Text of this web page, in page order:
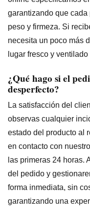
garantizando que
peso y firmeza. Si
necesita un poco más
lugar fresco y
¿Qué hago si el
desperfecto?
La satisfacción del
observas cualquier
estado del producto al
en contacto con
las primeras 24 horas.
del pedido y
forma inmediata, sin
garantizando una